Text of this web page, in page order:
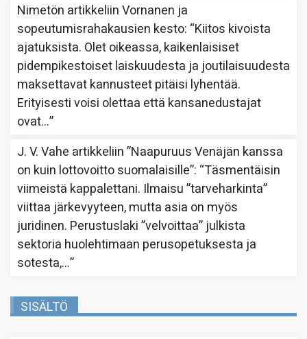
Nimetön artikkeliinVornanen ja
sopeutumisrahakausien kesto: “Kiitos kivoista
ajatuksista. Olet oikeassa, kaikenlaisiset
pidempikestoiset laiskuudesta ja joutilaisuudesta
maksettavat kannusteet pitäisi lyhentää.
Erityisesti voisi olettaa että kansanedustajat
ovat…”
J. V. Vahe artikkeliin”Naapuruus Venäjän kanssa
on kuin lottovoitto suomalaisille”: “Täsmentäisin
viimeistä kappalettani. Ilmaisu ”tarveharkinta”
viittaa järkevyyteen, mutta asia on myös
juridinen. Perustuslaki ”velvoittaa” julkista
sektoria huolehtimaan perusopetuksesta ja
sotesta,…”
SISÄLTÖ